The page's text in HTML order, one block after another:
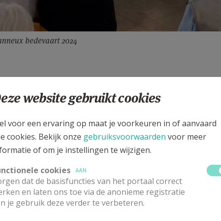
bedevaart 2024
o.a. de H. Mis, sacramentsprocessie, lichtprocessie,
traditionele kaarsenofferande, een heel mooi gebeuren
kaarsje aan bij de Bron om te bidden om kracht, steun,
dierbaar zijn. Dit jaar is een heilig jubeljaar met als
weer als een licht in het duister mag zijn voor
getuigen van de hoop die in ons leeft!
website gebruikt cookies
voor een ervaring op maat je voorkeuren in of aanvaard
cookies. Bekijk onze gebruiksvoorwaarden voor meer
of om je instellingen te wijzigen.
cookies
AAN
dat de basisfuncties van het portaal correct
en laten ons toe via de anonieme registratie
je gebruik deze verder te verbeteren.